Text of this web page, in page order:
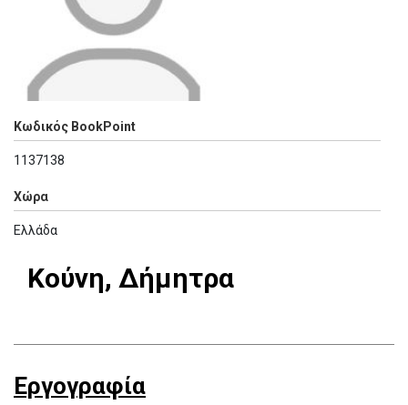
Κωδικός BookPoint
1137138
Χώρα
Ελλάδα
Κούνη, Δήμητρα
Εργογραφία